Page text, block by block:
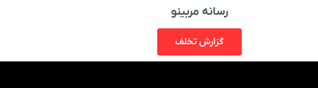
رسانه مربینو
گزارش تخلف